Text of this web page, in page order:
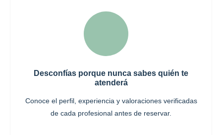
Desconfías porque nunca sabes quién te
atenderá
Conoce el perfil, experiencia y valoraciones verificadas
de cada profesional antes de reservar.